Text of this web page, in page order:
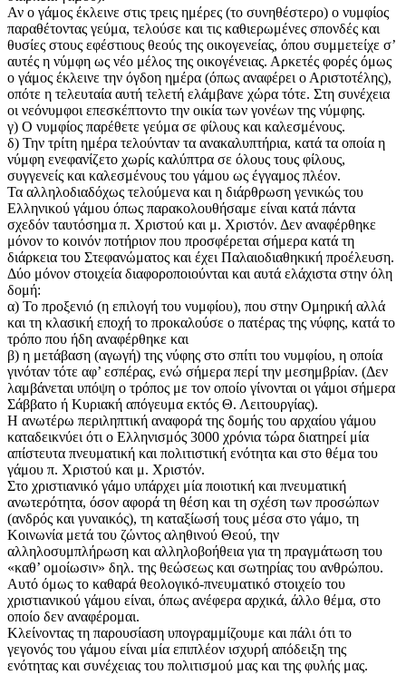
Αν ο γάμος έκλεινε στις τρεις ημέρες (το συνηθέστερο) ο νυμφίος
παραθέτοντας γεύμα, τελούσε και τις καθιερωμένες σπονδές και
θυσίες στους εφέστιους θεούς της οικογενείας, όπου συμμετείχε σ’
αυτές η νύμφη ως νέο μέλος της οικογένειας. Αρκετές φορές όμως
ο γάμος έκλεινε την όγδοη ημέρα (όπως αναφέρει ο Αριστοτέλης),
οπότε η τελευταία αυτή τελετή ελάμβανε χώρα τότε. Στη συνέχεια
οι νεόνυμφοι επεσκέπτοντο την οικία των γονέων της νύμφης.
γ) Ο νυμφίος παρέθετε γεύμα σε φίλους και καλεσμένους.
δ) Την τρίτη ημέρα τελούνταν τα ανακαλυπτήρια, κατά τα οποία η
νύμφη ενεφανίζετο χωρίς καλύπτρα σε όλους τους φίλους,
συγγενείς και καλεσμένους του γάμου ως έγγαμος πλέον.
Τα αλληλοδιαδόχως τελούμενα και η διάρθρωση γενικώς του
Ελληνικού γάμου όπως παρακολουθήσαμε είναι κατά πάντα
σχεδόν ταυτόσημα π. Χριστού και μ. Χριστόν. Δεν αναφέρθηκε
μόνον το κοινόν ποτήριον που προσφέρεται σήμερα κατά τη
διάρκεια του Στεφανώματος και έχει Παλαιοδιαθηκική προέλευση.
Δύο μόνον στοιχεία διαφοροποιούνται και αυτά ελάχιστα στην όλη
δομή:
α) Το προξενιό (η επιλογή του νυμφίου), που στην Ομηρική αλλά
και τη κλασική εποχή το προκαλούσε ο πατέρας της νύφης, κατά το
τρόπο που ήδη αναφέρθηκε και
β) η μετάβαση (αγωγή) της νύφης στο σπίτι του νυμφίου, η οποία
γινόταν τότε αφ’ εσπέρας, ενώ σήμερα περί την μεσημβρίαν. (Δεν
λαμβάνεται υπόψη ο τρόπος με τον οποίο γίνονται οι γάμοι σήμερα
Σάββατο ή Κυριακή απόγευμα εκτός Θ. Λειτουργίας).
Η ανωτέρω περιληπτική αναφορά της δομής του αρχαίου γάμου
καταδεικνύει ότι ο Ελληνισμός 3000 χρόνια τώρα διατηρεί μία
απίστευτα πνευματική και πολιτιστική ενότητα και στο θέμα του
γάμου π. Χριστού και μ. Χριστόν.
Στο χριστιανικό γάμο υπάρχει μία ποιοτική και πνευματική
ανωτερότητα, όσον αφορά τη θέση και τη σχέση των προσώπων
(ανδρός και γυναικός), τη καταξίωσή τους μέσα στο γάμο, τη
Κοινωνία μετά του ζώντος αληθινού Θεού, την
αλληλοσυμπλήρωση και αλληλοβοήθεια για τη πραγμάτωση του
«καθ’ ομοίωσιν» δηλ. της θεώσεως και σωτηρίας του ανθρώπου.
Αυτό όμως το καθαρά θεολογικό-πνευματικό στοιχείο του
χριστιανικού γάμου είναι, όπως ανέφερα αρχικά, άλλο θέμα, στο
οποίο δεν αναφέρομαι.
Κλείνοντας τη παρουσίαση υπογραμμίζουμε και πάλι ότι το
γεγονός του γάμου είναι μία επιπλέον ισχυρή απόδειξη της
ενότητας και συνέχειας του πολιτισμού μας και της φυλής μας.